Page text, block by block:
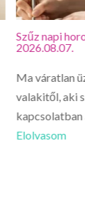
Szűz napi
2026.08.07.
Ma váratlan
valakitől, aki
kapcsolatban
Elolvasom